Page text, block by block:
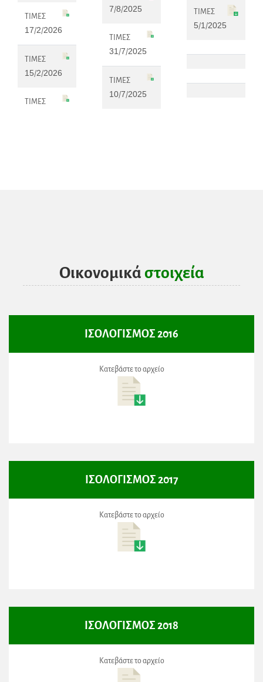
ΤΙΜΕΣ
17/2/2026
ΤΙΜΕΣ
15/2/2026
ΤΙΜΕΣ
7/8/2025
ΤΙΜΕΣ
31/7/2025
ΤΙΜΕΣ
10/7/2025
ΤΙΜΕΣ
5/1/2025
Οικονομικά στοιχεία
ΙΣΟΛΟΓΙΣΜΟΣ 2016
Κατεβάστε το αρχείο
ΙΣΟΛΟΓΙΣΜΟΣ 2017
Κατεβάστε το αρχείο
ΙΣΟΛΟΓΙΣΜΟΣ 2018
Κατεβάστε το αρχείο